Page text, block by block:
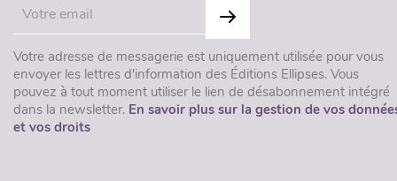
Votre adresse de messagerie est uniquement utilisée pour vous
envoyer les lettres d'information des Éditions Ellipses. Vous
pouvez à tout moment utiliser le lien de désabonnement intégré
dans la newsletter. En savoir plus sur la gestion de vos
et vos droits